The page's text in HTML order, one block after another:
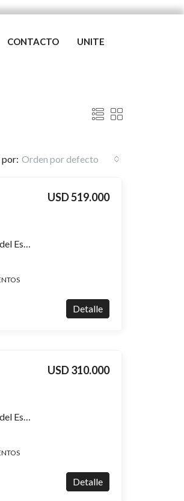
CONTACTO UNITE
Orden por defecto
Apartamento en venta de 3 dormitorio Punta del Este San Rafael, vistas al mar y a una cuadra de Playa Brava, entrega 2026
USD 519.000
Detalle
Apartamento en venta de 2 dormitorio Punta del Este San Rafael, vistas al mar y a una cuadra de Playa Brava, entrega 2026
USD 310.000
Detalle